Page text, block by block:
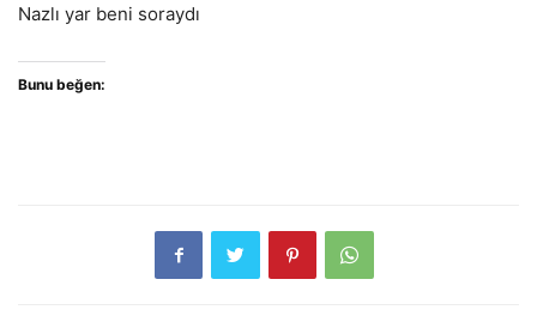
Nazlı yar beni soraydı
Bunu beğen: